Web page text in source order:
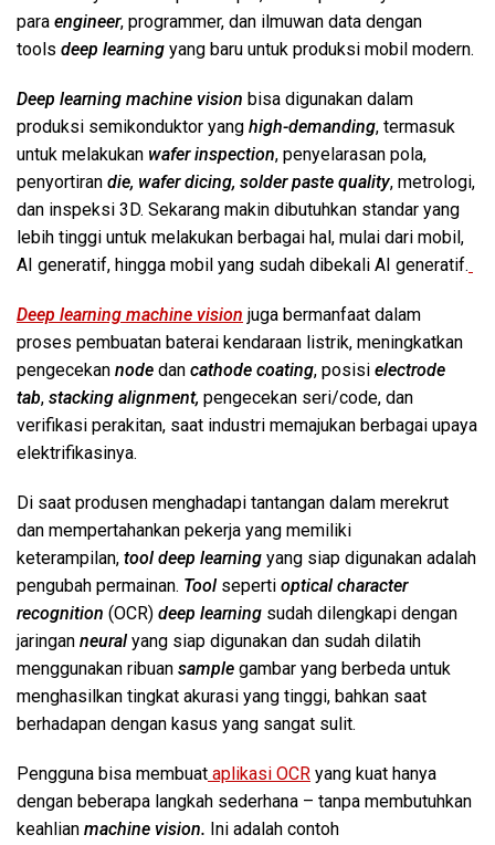
para engineer, programmer, dan ilmuwan data dengan
tools deep learning yang baru untuk produksi mobil modern.
Deep learning machine vision bisa digunakan dalam
produksi semikonduktor yang high-demanding, termasuk
untuk melakukan wafer inspection, penyelarasan pola,
penyortiran die, wafer dicing, solder paste quality, metrologi,
dan inspeksi 3D. Sekarang makin dibutuhkan standar yang
lebih tinggi untuk melakukan berbagai hal, mulai dari mobil,
AI generatif, hingga mobil yang sudah dibekali AI generatif.
Deep learning machine vision juga bermanfaat dalam
proses pembuatan baterai kendaraan listrik, meningkatkan
pengecekan node dan cathode coating, posisi electrode
tab, stacking alignment, pengecekan seri/code, dan
verifikasi perakitan, saat industri memajukan berbagai upaya
elektrifikasinya.
Di saat produsen menghadapi tantangan dalam merekrut
dan mempertahankan pekerja yang memiliki
keterampilan, tool deep learning yang siap digunakan adalah
pengubah permainan. Tool seperti optical character
recognition (OCR) deep learning sudah dilengkapi dengan
jaringan neural yang siap digunakan dan sudah dilatih
menggunakan ribuan sample gambar yang berbeda untuk
menghasilkan tingkat akurasi yang tinggi, bahkan saat
berhadapan dengan kasus yang sangat sulit.
Pengguna bisa membuat aplikasi OCR yang kuat hanya
dengan beberapa langkah sederhana – tanpa membutuhkan
keahlian machine vision. Ini adalah contoh